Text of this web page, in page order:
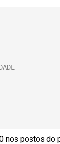
postos do